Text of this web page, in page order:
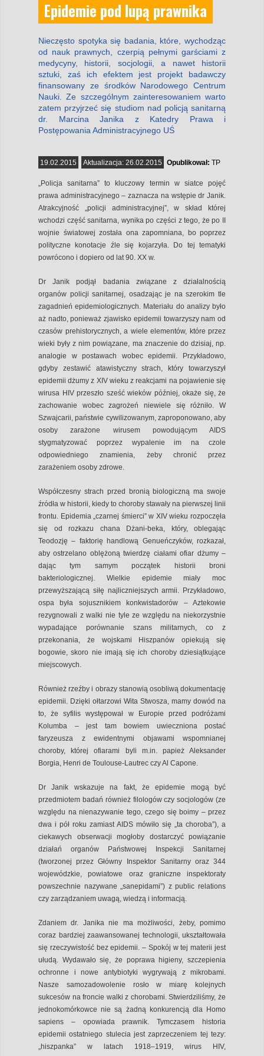
Epidemie pod lupą prawnika
Nieczęsto spotyka się badania, które, wychodząc
od nauk prawnych, czerpią pełnymi garściami z
medycyny, historii, socjologii, a nawet historii
sztuki, zaś ich efektem jest projekt badawczy
finansowany ze środków Narodowego Centrum
Nauki. Ze szczególnym zainteresowaniem warto
zatem przyjrzeć się studiom nad policją sanitarną
dr. Marcina Janika z Katedry Prawa i
Postępowania Administracyjnego UŚ
19.02.2015 Aktualizacja: 26.02.2015 Opublikował: TP
„Policja sanitarna” to kluczowy termin w siatce pojęć
prawa administracyjnego – zaznacza na wstępie dr Janik.
Atrakcyjność „policji administracyjnej”, w skład której
wchodzi część sanitarna, wynika po części z tego, że po II
wojnie światowej została ona zapomniana, bo poprzez
polityczne konotacje źle się kojarzyła. Do tej tematyki
powrócono i dopiero od lat 90. XX w.
Dr Janik podjął badania związane z działalnością
organów policji sanitarnej, osadzając je na szerokim tle
zagadnień epidemiologicznych. Materiału do analizy było
aż nadto, ponieważ zjawisko epidemii towarzyszy nam od
czasów prehistorycznych, a wiele elementów, które przez
wieki były z nim powiązane, ma znaczenie do dzisiaj, np.
analogie w postawach wobec epidemii. Przykładowo,
gdyby zestawić atawistyczny strach, który towarzyszył
epidemii dżumy z XIV wieku z reakcjami na pojawienie się
wirusa HIV przeszło sześć wieków później, okaże się, że
zachowanie wobec zagrożeń niewiele się różniło. W
Szwajcarii, państwie cywilizowanym, zaproponowano, aby
osoby zarażone wirusem powodującym AIDS
stygmatyzować poprzez wypalenie im na czole
odpowiedniego znamienia, żeby chronić przez
zarażeniem osoby zdrowe.
Współczesny strach przed bronią biologiczną ma swoje
źródła w historii, kiedy to choroby stawały na pierwszej linii
frontu. Epidemia „czarnej śmierci” w XIV wieku rozpoczęła
się od rozkazu chana Dżani-beka, który, oblegając
Teodozję – faktorię handlową Genueńczyków, rozkazał,
aby ostrzelano oblężoną twierdzę ciałami ofiar dżumy –
dając tym samym początek historii broni
bakteriologicznej. Wielkie epidemie miały moc
przewyższającą siłę najliczniejszych armii. Przykładowo,
ospa była sojusznikiem konkwistadorów – Aztekowie
rezygnowali z walki nie tyle ze względu na niekorzystnie
wypadające porównanie szans militarnych, co z
przekonania, że wojskami Hiszpanów opiekują się
bogowie, skoro nie imają się ich choroby dziesiątkujące
miejscowych.
Również rzeźby i obrazy stanowią osobliwą dokumentację
epidemii. Dzięki ołtarzowi Wita Stwosza, mamy dowód na
to, że syfilis występował w Europie przed podróżami
Kolumba – jest tam bowiem uwieczniona postać
faryzeusza z ewidentnymi objawami wspomnianej
choroby, której ofiarami byli m.in. papież Aleksander
Borgia, Henri de Toulouse-Lautrec czy Al Capone.
Dr Janik wskazuje na fakt, że epidemie mogą być
przedmiotem badań również filologów czy socjologów (ze
względu na nienazywanie tego, czego się boimy – przez
dwa i pół roku zamiast AIDS mówiło się „ta choroba”), a
ciekawych obserwacji mogłoby dostarczyć powiązanie
działań organów Państwowej Inspekcji Sanitarnej
(tworzonej przez Główny Inspektor Sanitarny oraz 344
wojewódzkie, powiatowe oraz graniczne inspektoraty
powszechnie nazywane „sanepidami”) z public relations
czy zarządzaniem uwagą, wiedzą i informacją.
Zdaniem dr. Janika nie ma możliwości, żeby, pomimo
coraz bardziej zaawansowanej technologii, ukształtowała
się rzeczywistość bez epidemii. – Spokój w tej materii jest
ułudą. Wydawało się, że poprawa higieny, szczepienia
ochronne i nowe antybiotyki wygrywają z mikrobami.
Nasze samozadowolenie rosło w miarę kolejnych
sukcesów na froncie walki z chorobami. Stwierdziliśmy, że
jednokomórkowce nie są żadną konkurencją dla Homo
sapiens – opowiada prawnik. Tymczasem historia
epidemii ostatniego stulecia jest zaprzeczeniem tej tezy:
„hiszpanka” w latach 1918–1919, wirus HIV,